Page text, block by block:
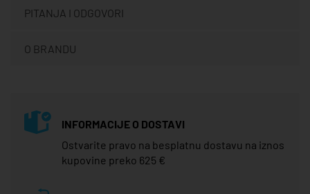
PITANJA I ODGOVORI
O BRANDU
INFORMACIJE O DOSTAVI
Ostvarite pravo na besplatnu dostavu na iznos
kupovine preko 625 €